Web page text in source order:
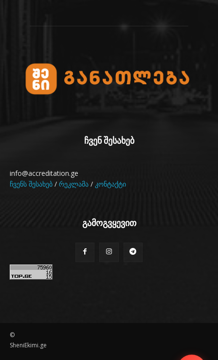
ჩვენ შესახებ
info@accreditation.ge
ჩვენს შესახებ / რეკლამა / კონტაქტი
გამოგვყევით
©
SheniEkimi.ge